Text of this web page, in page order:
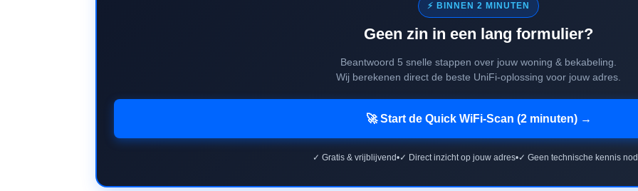
⚡ BINNEN 2 MINUTEN
Geen zin in een lang formulier?
Beantwoord 5 snelle stappen over jouw woning & bekabeling.
Wij berekenen direct de beste UniFi-oplossing voor jouw adres.
🚀 Start de Quick WiFi-Scan (2 minuten) →
✓ Gratis & vrijblijvend•✓ Direct inzicht op jouw adres•✓ Geen technische kennis